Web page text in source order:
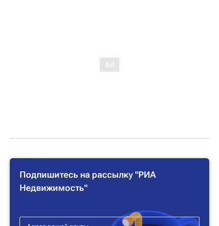
Подпишитесь на рассылку "РИА
Недвижимость"